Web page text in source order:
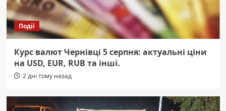
Події
Курс валют Чернівці 5 серпня: актуальні ціни
на USD, EUR, RUB та інші.
2 дні тому назад